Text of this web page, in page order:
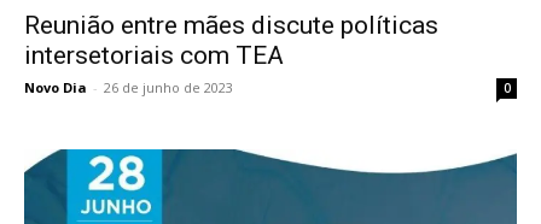
Reunião entre mães discute políticas
intersetoriais com TEA
Novo Dia - 26 de junho de 2023 0